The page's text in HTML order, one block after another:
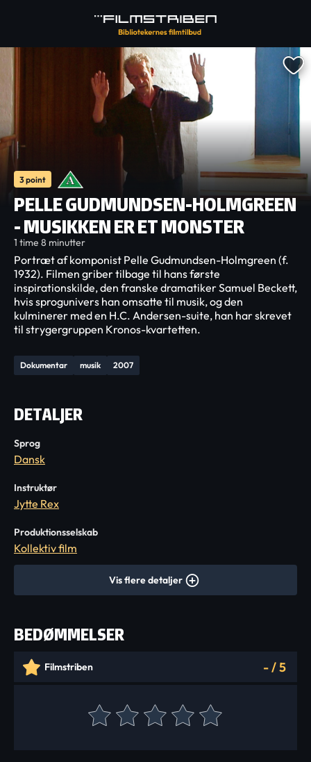
3 point
PELLE GUDMUNDSEN-HOLMGREEN
- MUSIKKEN ER ET MONSTER
1 time 8 minutter
Dokumentar musik 2007
Portræt af komponist Pelle Gudmundsen-Holmgreen (f.
1932). Filmen griber tilbage til hans første
inspirationskilde, den franske dramatiker Samuel Beckett,
hvis sprogunivers han omsatte til musik, og den
kulminerer med en H.C. Andersen-suite, han har skrevet
til strygergruppen Kronos-kvartetten.
DETALJER
Sprog
Dansk
Instruktør
Jytte Rex
Produktionsselskab
Kollektiv film
Vis flere detaljer
BEDØMMELSER
Filmstriben -/5